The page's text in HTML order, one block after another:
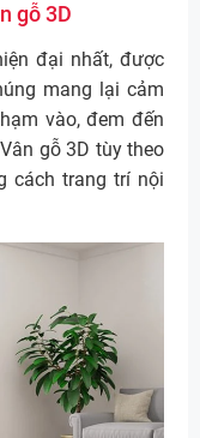
gỗ 3D
đại nhất, được
mang lại cảm
vào, đem đến
gỗ 3D tùy theo
cách trang trí nội